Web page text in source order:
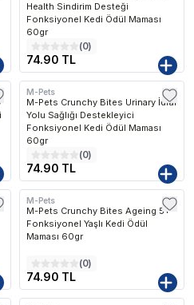
Health Sindirim Desteği
Fonksiyonel Kedi Ödül Maması
60gr
(0)
74.90 TL
M-Pets
M-Pets Crunchy Bites Urinary İdrar
Yolu Sağlığı Destekleyici
Fonksiyonel Kedi Ödül Maması
60gr
(0)
74.90 TL
M-Pets
M-Pets Crunchy Bites Ageing 5+
Fonksiyonel Yaşlı Kedi Ödül
Maması 60gr
(0)
74.90 TL